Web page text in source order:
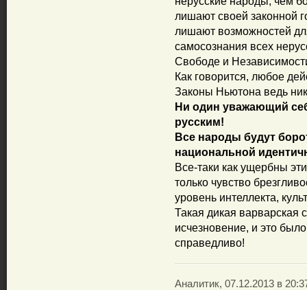
лишают своей законной
лишают возможностей
самосознания всех
Свободе и
Как говорится, любое
Законы Ньютона ведь
Ни один уважающий
русским!
Все народы будут
национальной
Все-таки как ущербны
только чувство
уровень интеллекта,
Такая дикая варварская
исчезновение, и это
справедливо!
Аналитик, 07.12.2013 в